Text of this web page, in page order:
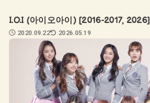
I.O.I (아이오아이) [2016-2017, 2026]
2020.09.22 2026.05.19